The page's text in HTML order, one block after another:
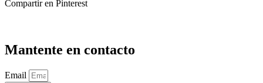
Compartir en Pinterest
Mantente en contacto
Email